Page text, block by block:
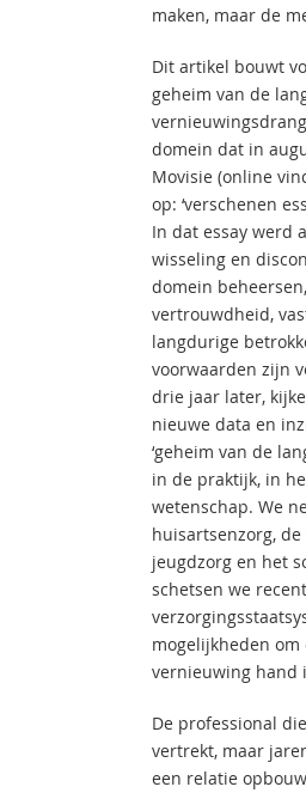
maken, maar de
Dit artikel bouwt
geheim van de
domein dat in
Movisie (online
op: ‘verschenen
In dat essay werd
wisseling en
domein
vertrouwdheid,
langdurige
voorwaarden zijn
drie jaar later,
nieuwe data en
‘geheim van de
in de praktijk, in
wetenschap. We
huisartsenzorg,
jeugdzorg en het
schetsen we
mogelijkheden
vernieuwing hand
De professional
vertrekt, maar
een relatie